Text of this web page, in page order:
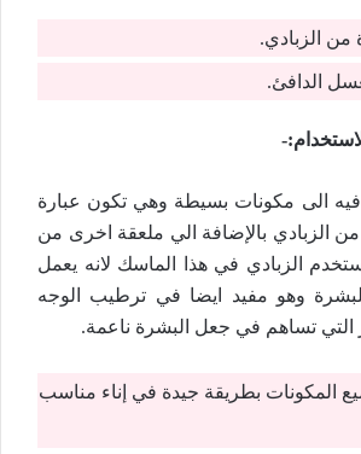
من الزبادي.
الدافئ.
فيه الى مكونات بسيطة وهي تكون عبارة
الزبادي بالإضافة الي ملعقة اخرى من
الزبادي في هذا الماسك لانه يعمل
وهو مفيد ايضا في ترطيب الوجه
التي تساهم في جعل البشرة ناعمة.
المكونات بطريقة جيدة في إناء مناسب